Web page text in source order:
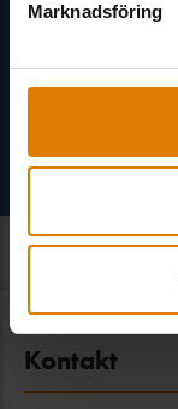
Marknadsföring
Välj ämne
Kontakt